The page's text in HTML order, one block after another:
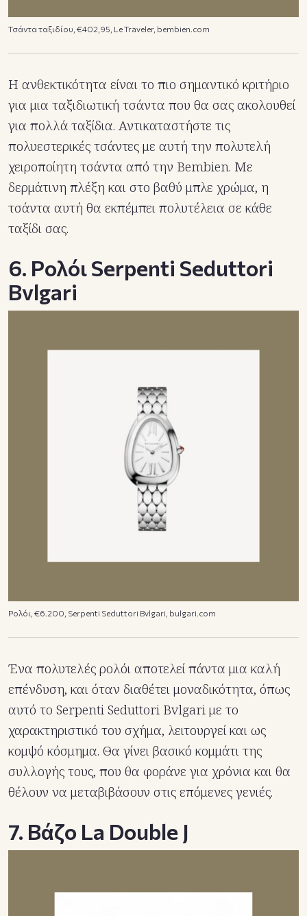
Τσάντα ταξιδίου, €402,95, Le Traveler, bembien.com
Η ανθεκτικότητα είναι το πιο σημαντικό κριτήριο
για μια ταξιδιωτική τσάντα που θα σας ακολουθεί
για πολλά ταξίδια. Αντικαταστήστε τις
πολυεστερικές τσάντες με αυτή την πολυτελή
χειροποίητη τσάντα από την Bembien. Με
δερμάτινη πλέξη και στο βαθύ μπλε χρώμα, η
τσάντα αυτή θα εκπέμπει πολυτέλεια σε κάθε
ταξίδι σας.
6. Ρολόι Serpenti Seduttori
Bvlgari
Ρολόι, €6.200, Serpenti Seduttori Bvlgari, bulgari.com
Ένα πολυτελές ρολόι αποτελεί πάντα μια καλή
επένδυση, και όταν διαθέτει μοναδικότητα, όπως
αυτό το Serpenti Seduttori Bvlgari με το
χαρακτηριστικό του σχήμα, λειτουργεί και ως
κομψό κόσμημα. Θα γίνει βασικό κομμάτι της
συλλογής τους, που θα φοράνε για χρόνια και θα
θέλουν να μεταβιβάσουν στις επόμενες γενιές.
7. Βάζο La Double J